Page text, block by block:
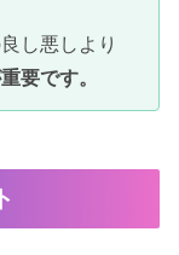
し悪しより
要です。